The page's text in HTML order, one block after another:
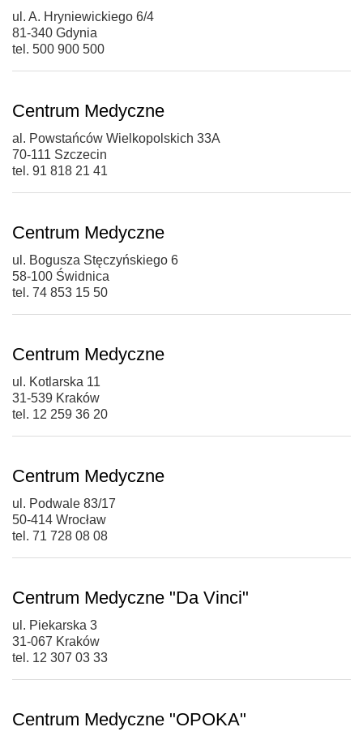
ul. A. Hryniewickiego 6/4
81-340 Gdynia
tel. 500 900 500
Centrum Medyczne
al. Powstańców Wielkopolskich 33A
70-111 Szczecin
tel. 91 818 21 41
Centrum Medyczne
ul. Bogusza Stęczyńskiego 6
58-100 Świdnica
tel. 74 853 15 50
Centrum Medyczne
ul. Kotlarska 11
31-539 Kraków
tel. 12 259 36 20
Centrum Medyczne
ul. Podwale 83/17
50-414 Wrocław
tel. 71 728 08 08
Centrum Medyczne "Da Vinci"
ul. Piekarska 3
31-067 Kraków
tel. 12 307 03 33
Centrum Medyczne "OPOKA"